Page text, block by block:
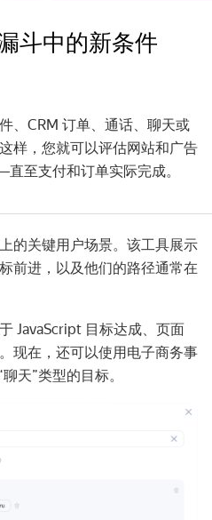
斗中的新条件
、CRM 订单、通话、聊天或
样，您就可以评估网站和广告
至支付和订单实际完成。
的关键用户场景。该工具展示
前进，以及他们的路径通常在
JavaScript 目标达成、页面
现在，还可以使用电子商务事
天”类型的目标。